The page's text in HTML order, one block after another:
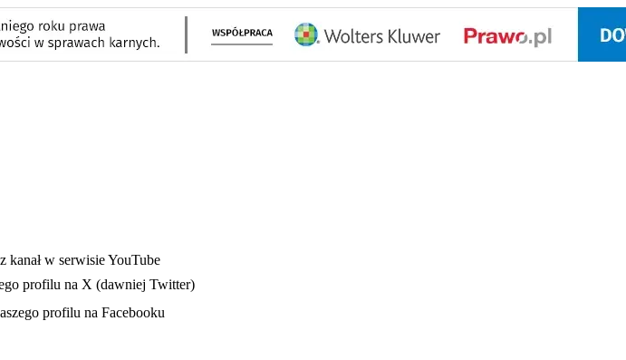
w nowej karcie
kanał w serwisie YouTube
profilu na X (dawniej Twitter)
w nowej karcieprofilu na Facebooku